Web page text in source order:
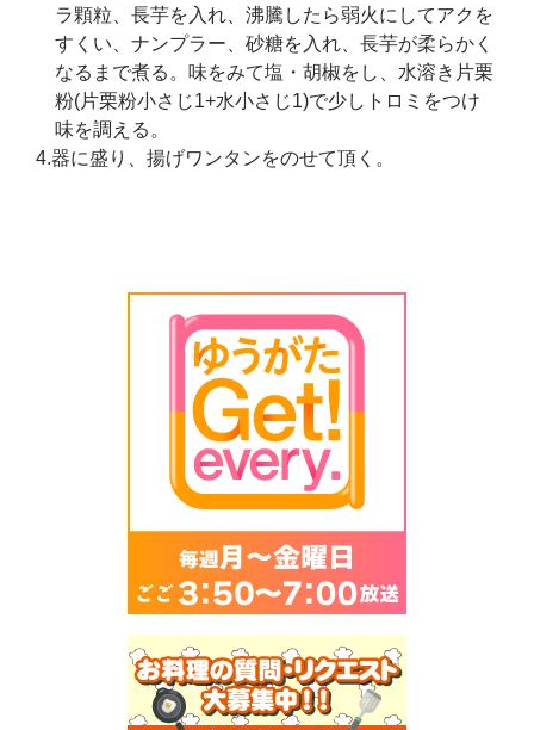
ラ顆粒、長芋を入れ、沸騰したら弱火にしてアクを
すくい、ナンプラー、砂糖を入れ、長芋が柔らかく
なるまで煮る。味をみて塩・胡椒をし、水溶き片栗
粉(片栗粉小さじ1+水小さじ1)で少しトロミをつけ
味を調える。
4.器に盛り、揚げワンタンをのせて頂く。